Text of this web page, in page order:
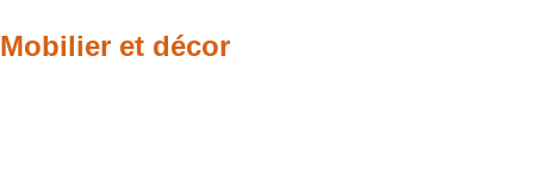
Mobilier et décor